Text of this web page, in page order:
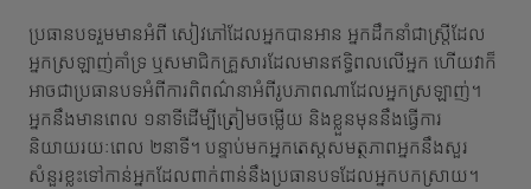
ប្រធានបទរួមមានអំពី សៀវភៅដែលអ្នកបានអាន អ្នកដឹកនាំជាស្ត្រីដែល
អ្នកស្រឡាញ់គាំទ្រ ឬសមាជិកគ្រួសារដែលមានឥទ្ធិពលលើអ្នក ហើយវាក៏
អាចជាប្រធានបទអំពីការពិពណ៌នាអំពីរូបភាពណាដែលអ្នកស្រឡាញ់។
អ្នកនឹងមានពេល ១នាទីដើម្បីត្រៀមចម្លើយ និងខ្លួនមុននឹងធ្វើការ
និយាយរយៈពេល ២នាទី។ បន្ទាប់មកអ្នកតេស្តសមត្ថភាពអ្នកនឹងសួរ
សំនួរខ្លះទៅកាន់អ្នកដែលពាក់ពាន់នឹងប្រធានបទដែលអ្នកបកស្រាយ។